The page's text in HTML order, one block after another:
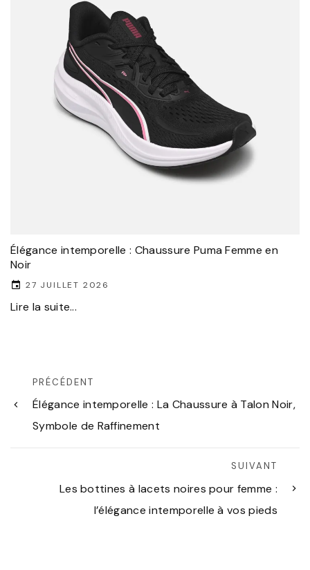
Élégance intemporelle : Chaussure Puma Femme en
Noir
27 JUILLET 2026
Lire la suite...
PRÉCÉDENT
Élégance intemporelle : La Chaussure à Talon Noir,
Symbole de Raffinement
SUIVANT
Les bottines à lacets noires pour femme :
l’élégance intemporelle à vos pieds